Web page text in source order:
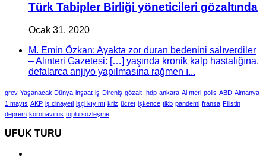
Türk Tabipler Birliği yöneticileri gözaltında
Ocak 31, 2020
M. Emin Özkan: Ayakta zor duran bedenini salıverdiler
– Alınteri Gazetesi: […] yaşında kronik kalp hastalığına,
defalarca anjiyo yapılmasına rağmen ı...
grev Yaşanacak Dünya inşaat-iş Direniş gözaltı hdp ankara Alınteri polis ABD Almanya
1 mayıs AKP iş cinayeti işçi kıyımı kriz ücret işkence tikb pandemi fransa Filistin
deprem koronavirüs toplu sözleşme
UFUK TURU